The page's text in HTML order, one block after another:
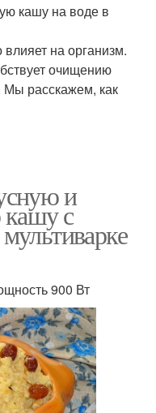
кашу на воде в
на организм.
очищению
Мы расскажем, как
и
с
900 Вт